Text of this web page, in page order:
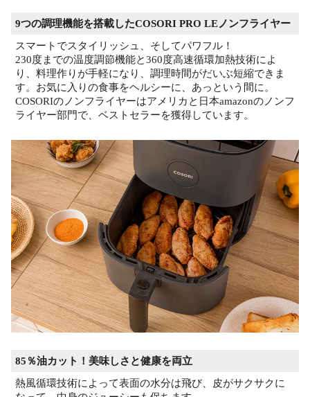
9つの調理機能を搭載したCOSORI PRO LEノンフライヤー
スマートでスタイリッシュ、そしてパワフル！
230度までの温度調節機能と360度高速循環加熱技術によ
り、料理作りが手軽になり、調理時間がだいぶ短縮できま
す。お気に入りの食事をヘルシーに、あっという間に。
COSORIのノンフライヤーはアメリカと日本amazonのノンフ
ライヤー部門で、ベストセラーを獲得しています。
85％油カット！美味しさと健康を両立
熱風循環技術によって表面の水分は飛び、皮がサクサクに